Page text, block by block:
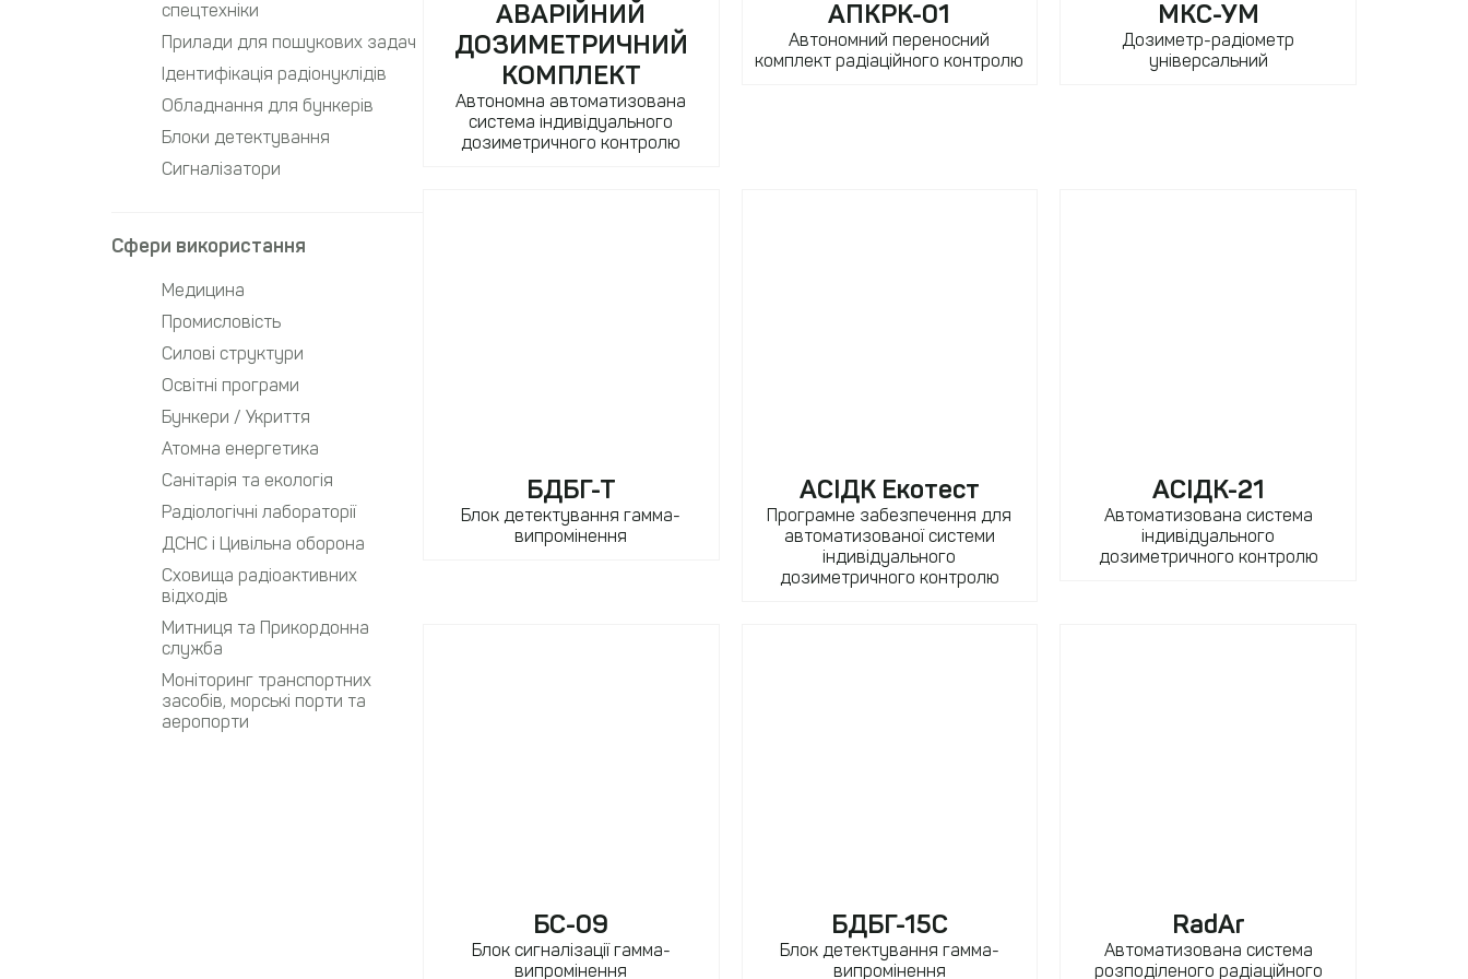
спецтехніки
Прилади для пошукових задач
Ідентифікація радіонуклідів
Обладнання для бункерів
Блоки детектування
Сигналізатори
Сфери використання
Медицина
Промисловість
Cилові структури
Освітні програми
Бункери / Укриття
Атомна енергетика
Санітарія та екологія
Радіологічні лабораторії
ДСНС і Цивільна оборона
Сховища радіоактивних
відходів
Митниця та Прикордонна
служба
Моніторинг транспортних
засобів, морські порти та
аеропорти
АВАРІЙНИЙ
ДОЗИМЕТРИЧНИЙ
КОМПЛЕКТ
Автономна автоматизована
система індивідуального
дозиметричного контролю
АПКРК-01
Автономний переносний
комплект радіаційного контролю
МКС-УМ
Дозиметр-радіометр
універсальний
БДБГ-Т
Блок детектування гамма-
випромінення
АСІДК Екотест
Програмне забезпечення для
автоматизованої системи
індивідуального
дозиметричного контролю
АСІДК-21
Автоматизована система
індивідуального
дозиметричного контролю
БС-09
Блок сигналізації гамма-
випромінення
БДБГ-15С
Блок детектування гамма-
випромінення
RadAr
Автоматизована система
розподіленого радіаційного